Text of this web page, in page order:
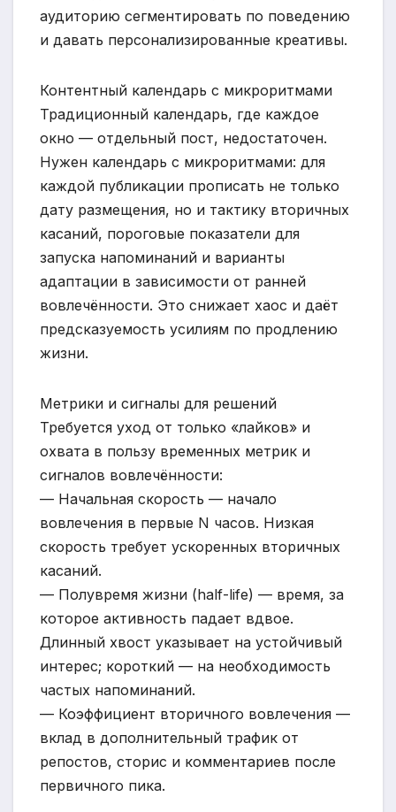
аудиторию сегментировать по поведению
и давать персонализированные креативы.
Контентный календарь с микроритмами
Традиционный календарь, где каждое
окно — отдельный пост, недостаточен.
Нужен календарь с микроритмами: для
каждой публикации прописать не только
дату размещения, но и тактику вторичных
касаний, пороговые показатели для
запуска напоминаний и варианты
адаптации в зависимости от ранней
вовлечённости. Это снижает хаос и даёт
предсказуемость усилиям по продлению
жизни.
Метрики и сигналы для решений
Требуется уход от только «лайков» и
охвата в пользу временных метрик и
сигналов вовлечённости:
— Начальная скорость — начало
вовлечения в первые N часов. Низкая
скорость требует ускоренных вторичных
касаний.
— Полувремя жизни (half-life) — время, за
которое активность падает вдвое.
Длинный хвост указывает на устойчивый
интерес; короткий — на необходимость
частых напоминаний.
— Коэффициент вторичного вовлечения —
вклад в дополнительный трафик от
репостов, сторис и комментариев после
первичного пика.